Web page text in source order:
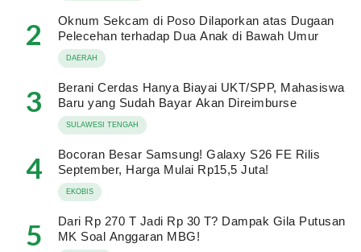
2
Oknum Sekcam di Poso Dilaporkan atas Dugaan
Pelecehan terhadap Dua Anak di Bawah Umur
DAERAH
3
Berani Cerdas Hanya Biayai UKT/SPP, Mahasiswa
Baru yang Sudah Bayar Akan Direimburse
SULAWESI TENGAH
4
Bocoran Besar Samsung! Galaxy S26 FE Rilis
September, Harga Mulai Rp15,5 Juta!
EKOBIS
5
Dari Rp 270 T Jadi Rp 30 T? Dampak Gila Putusan
MK Soal Anggaran MBG!